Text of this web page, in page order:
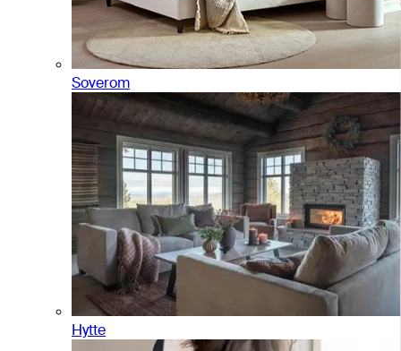
Soverom
Hytte